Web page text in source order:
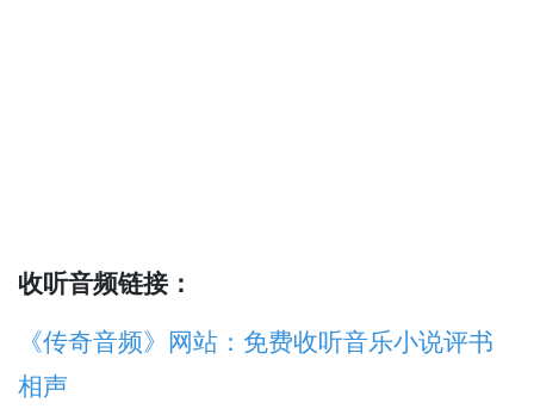
收听音频链接：
《传奇音频》网站：免费收听音乐小说评书
相声